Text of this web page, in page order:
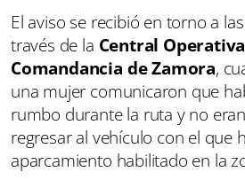
El aviso se recibió en torno a las
través de la Central
Comandancia de Zamora,
una mujer comunicaron que
rumbo durante la ruta y no
regresar al vehículo con el que
aparcamiento habilitado en la